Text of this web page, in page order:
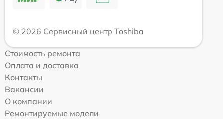
© 2026 Сервисный центр Toshiba
Стоимость ремонта
Оплата и доставка
Контакты
Вакансии
О компании
Ремонтируемые модели